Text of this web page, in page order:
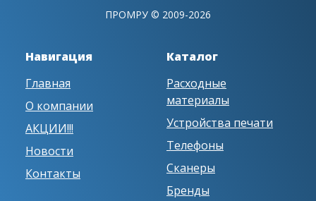
ПРОМРУ © 2009-2026
Навигация
Главная
О компании
АКЦИИ!!!
Новости
Контакты
Каталог
Расходные
материалы
Устройства печати
Телефоны
Сканеры
Бренды